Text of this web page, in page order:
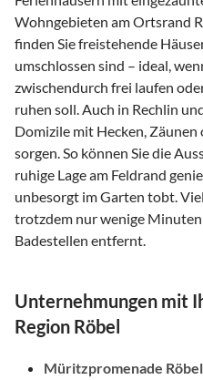
Wohngebieten am Ortsrand
finden Sie freistehende
umschlossen sind – ideal,
zwischendurch frei laufen
ruhen soll. Auch in Rechlin
Domizile mit Hecken,
sorgen. So können Sie die
ruhige Lage am Feldrand
unbesorgt im Garten tobt.
trotzdem nur wenige
Badestellen entfernt.
Unternehmungen mit
Region Röbel
Müritzpromenade